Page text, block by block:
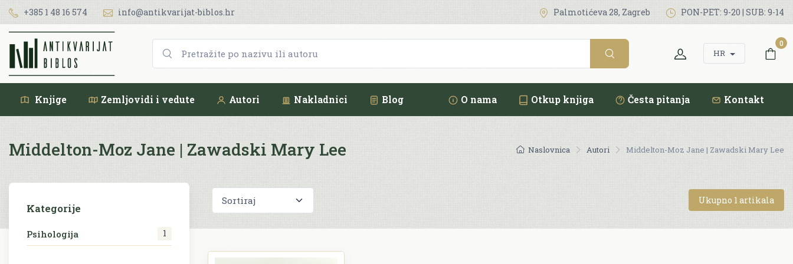
+385 1 48 16 574 info@antikvarijat-biblos.hr Palmotićeva 28, Zagreb PON-PET: 9-20 | SUB: 9-14
HR
0
Knjige Zemljovidi i vedute Autori Nakladnici Blog O nama Otkup knjiga Česta pitanja Kontakt
Naslovnica Autori Middelton-Moz Jane | Zawadski Mary Lee
Middelton-Moz Jane | Zawadski Mary Lee
Kategorije
Psihologija 1
Ukupno 1 artikala